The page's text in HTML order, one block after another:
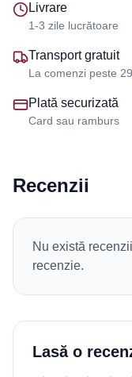
Livrare
1-3 zile lucrătoare
Transport gratuit
La comenzi peste
Plată securizată
Card sau ramburs
Recenzii
Nu există
recenzie.
Lasă o